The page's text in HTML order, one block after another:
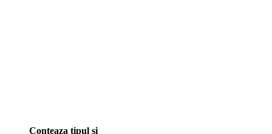
Conteaza tipul si